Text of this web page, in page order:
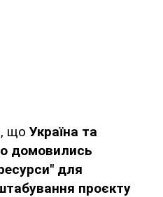
що Україна та
домовились
для
проєкту